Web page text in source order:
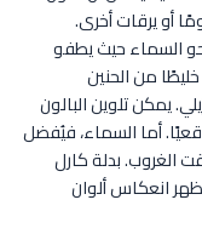
أو يرقات أخرى.
السماء حيث يطفو
من الحنين
يمكن تلوين البالون
أما السماء، فيُفضل
الغروب. بدلة كارل
انعكاس ألوان